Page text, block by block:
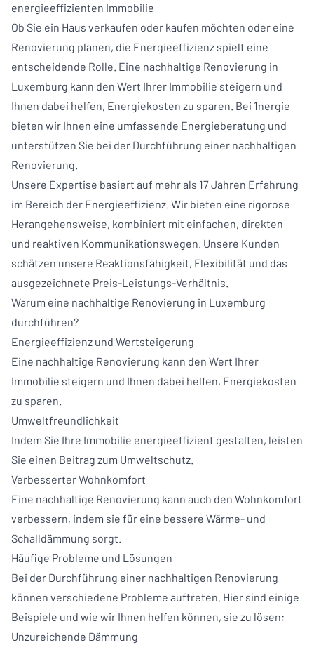
energieeffizienten Immobilie
Ob Sie ein Haus verkaufen oder kaufen möchten oder eine
Renovierung planen, die Energieeffizienz spielt eine
entscheidende Rolle. Eine nachhaltige Renovierung in
Luxemburg kann den Wert Ihrer Immobilie steigern und
Ihnen dabei helfen, Energiekosten zu sparen. Bei 1nergie
bieten wir Ihnen eine umfassende Energieberatung und
unterstützen Sie bei der Durchführung einer nachhaltigen
Renovierung.
Unsere Expertise basiert auf mehr als 17 Jahren Erfahrung
im Bereich der Energieeffizienz. Wir bieten eine rigorose
Herangehensweise, kombiniert mit einfachen, direkten
und reaktiven Kommunikationswegen. Unsere Kunden
schätzen unsere Reaktionsfähigkeit, Flexibilität und das
ausgezeichnete Preis-Leistungs-Verhältnis.
Warum eine nachhaltige Renovierung in Luxemburg
durchführen?
Energieeffizienz und Wertsteigerung
Eine nachhaltige Renovierung kann den Wert Ihrer
Immobilie steigern und Ihnen dabei helfen, Energiekosten
zu sparen.
Umweltfreundlichkeit
Indem Sie Ihre Immobilie energieeffizient gestalten, leisten
Sie einen Beitrag zum Umweltschutz.
Verbesserter Wohnkomfort
Eine nachhaltige Renovierung kann auch den Wohnkomfort
verbessern, indem sie für eine bessere Wärme- und
Schalldämmung sorgt.
Häufige Probleme und Lösungen
Bei der Durchführung einer nachhaltigen Renovierung
können verschiedene Probleme auftreten. Hier sind einige
Beispiele und wie wir Ihnen helfen können, sie zu lösen:
Unzureichende Dämmung